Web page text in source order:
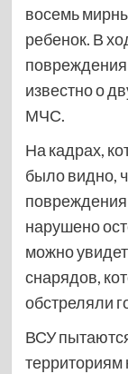
восемь
ребенок. В
известно о
МЧС.
На кадрах,
было видно,
нарушено
можно
снарядов,
обстреляли
ВСУ
территориям